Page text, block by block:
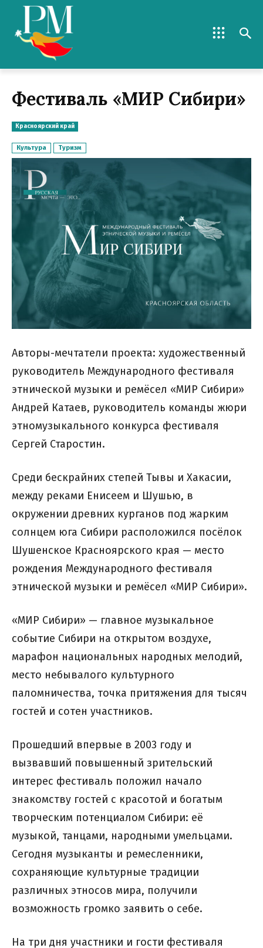
Фестиваль «МИР Сибири»
Красноярский край
Культура Туризм
Авторы-мечтатели проекта: художественный
руководитель Международного фестиваля
этнической музыки и ремёсел «МИР Сибири»
Андрей Катаев, руководитель команды жюри
этномузыкального конкурса фестиваля
Сергей Старостин.
Среди бескрайних степей Тывы и Хакасии,
между реками Енисеем и Шушью, в
окружении древних курганов под жарким
солнцем юга Сибири расположился посёлок
Шушенское Красноярского края — место
рождения Международного фестиваля
этнической музыки и ремёсел «МИР Сибири».
«МИР Сибири» — главное музыкальное
событие Сибири на открытом воздухе,
марафон национальных народных мелодий,
место небывалого культурного
паломничества, точка притяжения для тысяч
гостей и сотен участников.
Прошедший впервые в 2003 году и
вызвавший повышенный зрительский
интерес фестиваль положил начало
знакомству гостей с красотой и богатым
творческим потенциалом Сибири: её
музыкой, танцами, народными умельцами.
Сегодня музыканты и ремесленники,
сохраняющие культурные традиции
различных этносов мира, получили
возможность громко заявить о себе.
На три дня участники и гости фестиваля